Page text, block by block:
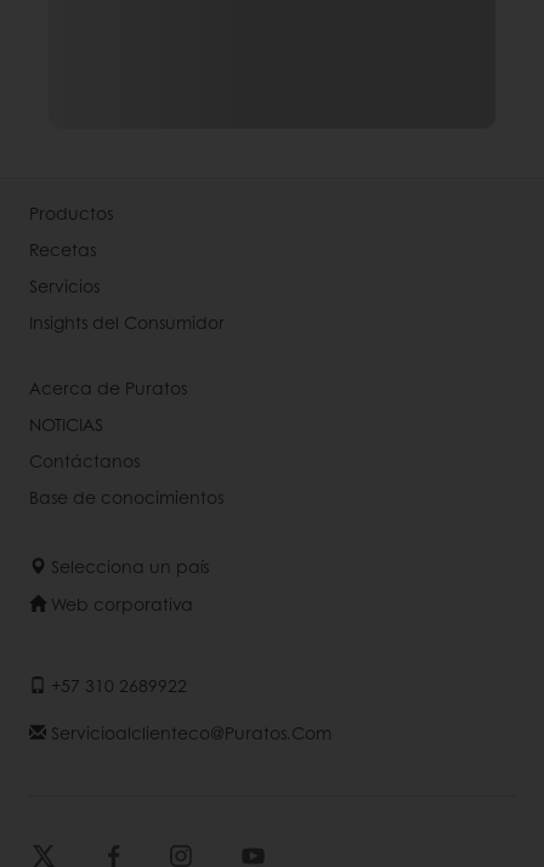
Productos
Recetas
Servicios
Insights del Consumidor
Acerca de Puratos
NOTICIAS
Contáctanos
Base de conocimientos
Selecciona un país
Web corporativa
+57 310 2689922
Servicioalclienteco@puratos.com